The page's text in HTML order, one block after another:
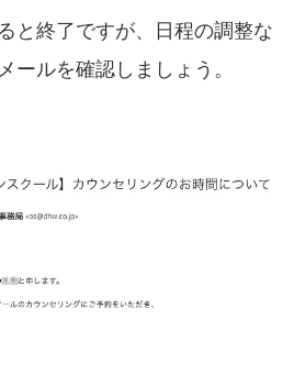
と終了ですが、日程の調整な
ールを確認しましょう。